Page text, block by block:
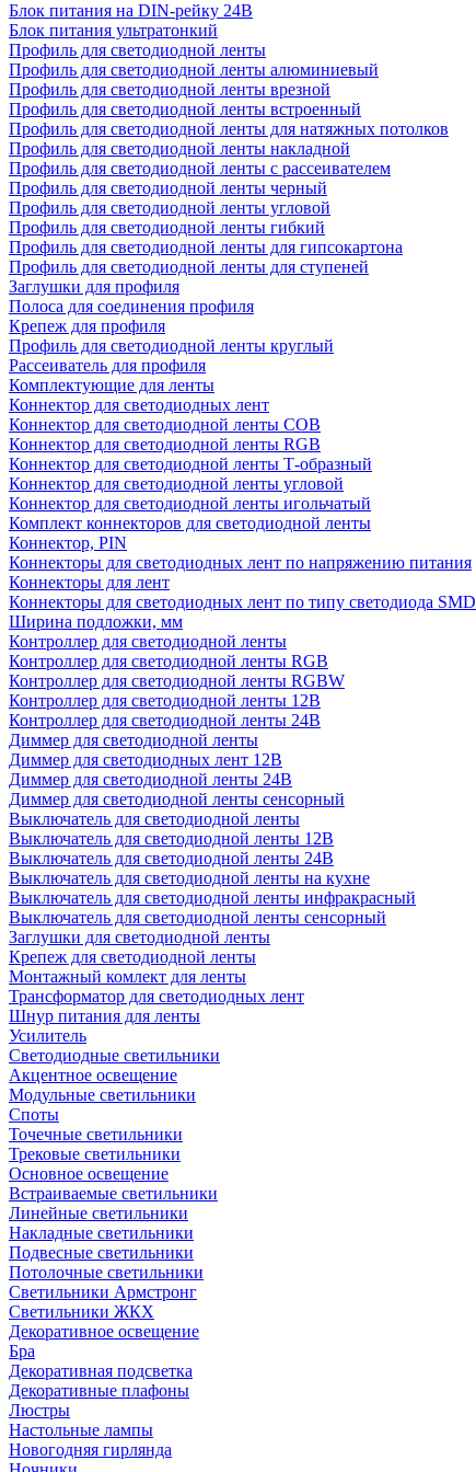
Блок питания на DIN-рейку 24В
Блок питания ультратонкий
Профиль для светодиодной ленты
Профиль для светодиодной ленты алюминиевый
Профиль для светодиодной ленты врезной
Профиль для светодиодной ленты встроенный
Профиль для светодиодной ленты для натяжных потолков
Профиль для светодиодной ленты накладной
Профиль для светодиодной ленты с рассеивателем
Профиль для светодиодной ленты черный
Профиль для светодиодной ленты угловой
Профиль для светодиодной ленты гибкий
Профиль для светодиодной ленты для гипсокартона
Профиль для светодиодной ленты для ступеней
Заглушки для профиля
Полоса для соединения профиля
Крепеж для профиля
Профиль для светодиодной ленты круглый
Рассеиватель для профиля
Комплектующие для ленты
Коннектор для светодиодных лент
Коннектор для светодиодной ленты COB
Коннектор для светодиодной ленты RGB
Коннектор для светодиодной ленты Т-образный
Коннектор для светодиодной ленты угловой
Коннектор для светодиодной ленты игольчатый
Комплект коннекторов для светодиодной ленты
Коннектор, PIN
Коннекторы для светодиодных лент по напряжению питания
Коннекторы для лент
Коннекторы для светодиодных лент по типу светодиода SMD
Ширина подложки, мм
Контроллер для светодиодной ленты
Контроллер для светодиодной ленты RGB
Контроллер для светодиодной ленты RGBW
Контроллер для светодиодной ленты 12В
Контроллер для светодиодной ленты 24В
Диммер для светодиодной ленты
Диммер для светодиодных лент 12В
Диммер для светодиодной ленты 24В
Диммер для светодиодной ленты сенсорный
Выключатель для светодиодной ленты
Выключатель для светодиодной ленты 12В
Выключатель для светодиодной ленты 24В
Выключатель для светодиодной ленты на кухне
Выключатель для светодиодной ленты инфракрасный
Выключатель для светодиодной ленты сенсорный
Заглушки для светодиодной ленты
Крепеж для светодиодной ленты
Монтажный комлект для ленты
Трансформатор для светодиодных лент
Шнур питания для ленты
Усилитель
Светодиодные светильники
Акцентное освещение
Модульные светильники
Споты
Точечные светильники
Трековые светильники
Основное освещение
Встраиваемые светильники
Линейные светильники
Накладные светильники
Подвесные светильники
Потолочные светильники
Светильники Армстронг
Светильники ЖКХ
Декоративное освещение
Бра
Декоративная подсветка
Декоративные плафоны
Люстры
Настольные лампы
Новогодняя гирлянда